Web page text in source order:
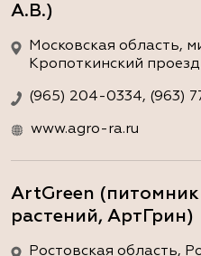
А.В.)
Московская область,
Кропоткинский
(965) 204-0334, (963)
www.agro-ra.ru
ArtGreen
растений, АртГрин)
Ростовская область,